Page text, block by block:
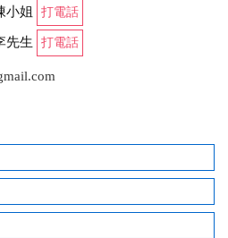
宿，闆娘和助手姊姊真的很親切
小姐 打電話
先生 打電話